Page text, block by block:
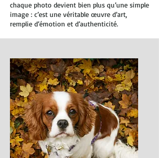
chaque photo devient bien plus qu’une simple
image : c’est une véritable œuvre d’art,
remplie d’émotion et d’authenticité.